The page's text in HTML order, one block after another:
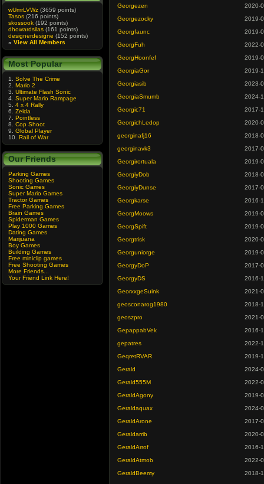
wUmrLVWz (3659 points)
Tasos (216 points)
skossook (192 points)
dhowardsilas (161 points)
designerdesigne (152 points)
» View All Members
Most Popular
1. Solve The Crime
2. Mario 2
3. Ultimate Flash Sonic
4. Super Mario Rampage
5. 4 x 4 Rally
6. Zelda
7. Pointless
8. Cop Shoot
9. Global Player
10. Rail of War
Our Friends
Parking Games
Shooting Games
Sonic Games
Super Mario Games
Tractor Games
Free Parking Games
Brain Games
Spiderman Games
Play 1000 Games
Dating Games
Marijuana
Boy Games
Building Games
Free miniclip games
Free Shooting Games
More Friends...
Your Friend Link Here!
Georgezen
2020-
Georgezocky
2019-
Georgfaunc
2019-
GeorgFuh
2022-
GeorgHoonfef
2019-
GeorgiaGor
2019-
Georgiasib
2023-
GeorgiaSmumb
2024-
Georgic71
2017-
GeorgichLedop
2020-
georginafj16
2018-
georginavk3
2017-
Georgirortuala
2019-
GeorgiyDob
2018-
GeorgiyDunse
2017-
Georgkarse
2016-
GeorgMoows
2019-
GeorgSpift
2019-
Georgtrisk
2020-
Georguniorge
2019-
GeorgyDoP
2017-
GeorgyDS
2016-
GeorxxgeSuink
2021-
geosconarog1980
2018-
geoszpro
2021-
GepappabVek
2016-
gepatres
2022-
GeqretRVAR
2019-
Gerald
2024-
Gerald555M
2022-
GeraldAgony
2019-
Geraldaquax
2024-
GeraldArone
2017-
Geraldarrib
2020-
GeraldArrof
2016-
GeraldAtmob
2022-
GeraldBeemy
2018-